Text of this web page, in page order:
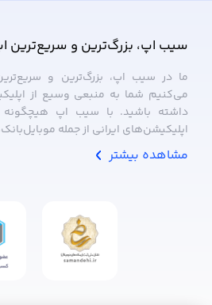
سیب ‌اپ، بزرگ‌ترین و سریع‌ترین
ما در سیب ‌اپ، بزرگ‌ترین و
می‌کنیم شما به منبعی وسیع از
داشته باشید. با سیب ‌اپ هیچگونه
اپلیکیشن‌های ایرانی از جمله
مشاهده بیشتر